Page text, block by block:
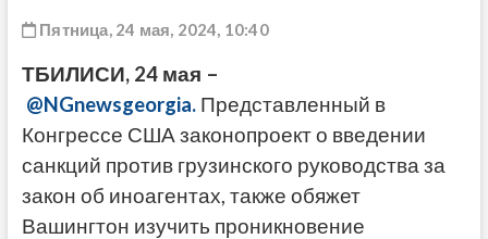
Пятница, 24 мая, 2024, 10:40
ТБИЛИСИ, 24 мая –
@NGnewsgeorgia. Представленный в
Конгрессе США законопроект о введении
санкций против грузинского руководства за
закон об иноагентах, также обяжет
Вашингтон изучить проникновение